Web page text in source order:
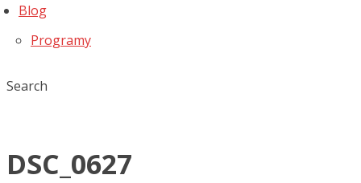
Blog
Programy
Search
DSC_0627